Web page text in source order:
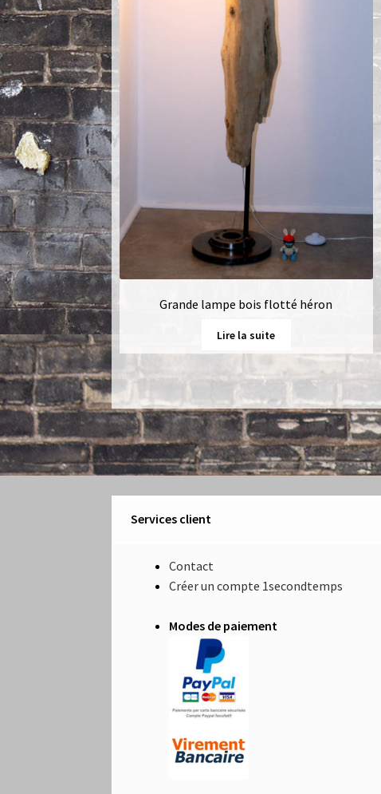
Grande lampe bois flotté héron
Lire la suite
Services client
Contact
Créer un compte 1secondtemps
Modes de paiement